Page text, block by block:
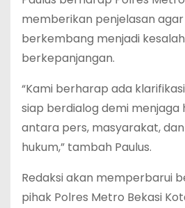
memberikan penjelasan
berkembang menjadi
berkepanjangan.
“Kami berharap ada
siap berdialog demi menjaga
antara pers, masyarakat,
hukum,” tambah Paulus.
Redaksi akan memperbarui
pihak Polres Metro Bekasi